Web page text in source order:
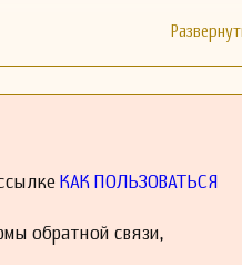
КАК ПОЛЬЗОВАТЬСЯ
обратной связи,